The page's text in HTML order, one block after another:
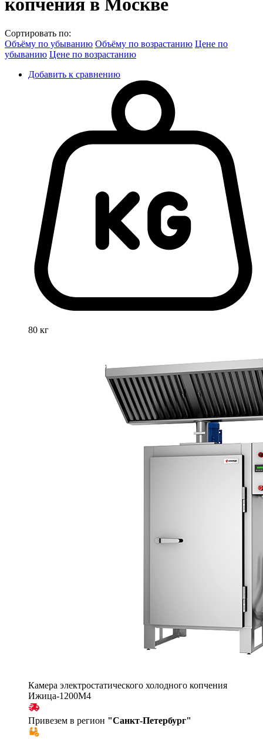
копчения в Москве
Сортировать по:
Объёму по убыванию Объёму по возрастанию Цене по
убыванию Цене по возрастанию
Добавить к сравнению
80 кг
Камера электростатического холодного копчения
Ижица-1200М4
Привезем в регион "Санкт-Петербург"